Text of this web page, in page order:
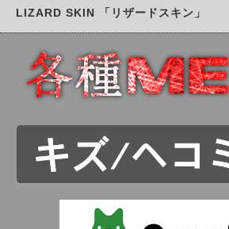
LIZARD SKIN 「リザードスキン」